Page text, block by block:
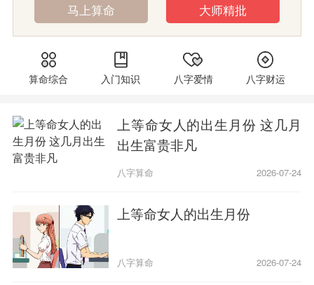
马上算命 大师精批
算命综合 入门知识 八字爱情 八字财运
上等命女人的出生月份 这几月
出生富贵非凡
八字算命 2026-07-24
上等命女人的出生月份
八字算命 2026-07-24